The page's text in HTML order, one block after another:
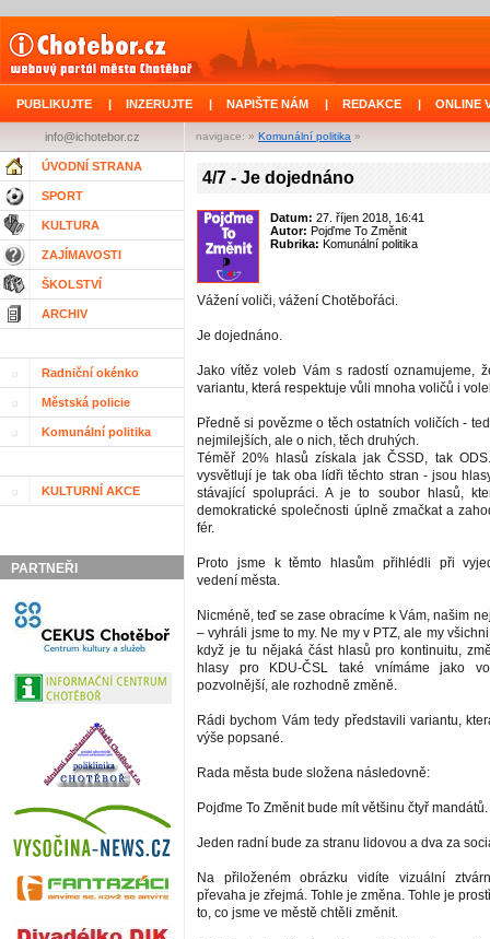
PUBLIKUJTE | INZERUJTE | NAPIŠTE NÁM | REDAKCE | ONLINE
navigace: » Komunální politika »
info@ichotebor.cz
ÚVODNÍ STRANA
SPORT
KULTURA
ZAJÍMAVOSTI
ŠKOLSTVÍ
ARCHIV
Radniční okénko
Městská policie
Komunální politika
KULTURNÍ AKCE
PARTNEŘI
4/7 - Je dojednáno
Datum: 27. říjen 2018, 16:41
Autor: Pojďme To Změnit
Rubrika: Komunální politika
Vážení voliči, vážení Chotěbořáci.
Je dojednáno.
Jako vítěz voleb Vám s radostí oznamujeme,
variantu, která respektuje vůli mnoha voličů i
Předně si povězme o těch ostatních voličích -
nejmilejších, ale o nich, těch druhých.
Téměř 20% hlasů získala jak ČSSD, tak
vysvětlují je tak oba lídři těchto stran - jsou
stávající spolupráci. A je to soubor hlasů,
demokratické společnosti úplně zmačkat a
fér.
Proto jsme k těmto hlasům přihlédli při
vedení města.
Nicméně, teď se zase obracíme k Vám, našim
– vyhráli jsme to my. Ne my v PTZ, ale my
když je tu nějaká část hlasů pro kontinuitu,
hlasy pro KDU-ČSL také vnímáme jako
pozvolnější, ale rozhodně změně.
Rádi bychom Vám tedy představili variantu,
výše popsané.
Rada města bude složena následovně:
Pojďme To Změnit bude mít většinu čtyř mandátů.
Jeden radní bude za stranu lidovou a dva za
Na přiloženém obrázku vidíte vizuální
převaha je zřejmá. Tohle je změna. Tohle je
to, co jsme ve městě chtěli změnit.